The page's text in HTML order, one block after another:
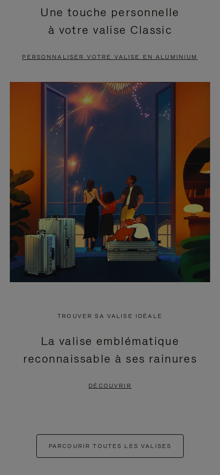
EN
PAUSE,
APPUYEZ
POUR
METTRE
PAUSE
VIDÉO
EST
DÉSACTIVÉ.
CLIQUER
POUR
RÉACTIVER
LE
SON
Une touche personnelle
à votre valise Classic
PERSONNALISER VOTRE VALISE EN ALUMINIUM
TROUVER SA VALISE IDÉALE
La valise emblématique
reconnaissable à ses rainures
DÉCOUVRIR
PARCOURIR TOUTES LES VALISES